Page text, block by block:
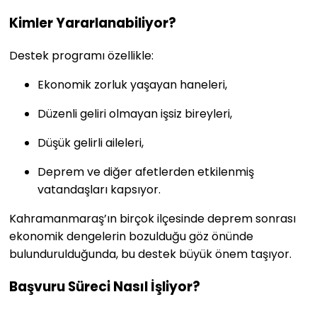
Kimler Yararlanabiliyor?
Destek programı özellikle:
Ekonomik zorluk yaşayan haneleri,
Düzenli geliri olmayan işsiz bireyleri,
Düşük gelirli aileleri,
Deprem ve diğer afetlerden etkilenmiş
vatandaşları kapsıyor.
Kahramanmaraş’ın birçok ilçesinde deprem sonrası
ekonomik dengelerin bozulduğu göz önünde
bulundurulduğunda, bu destek büyük önem taşıyor.
Başvuru Süreci Nasıl İşliyor?